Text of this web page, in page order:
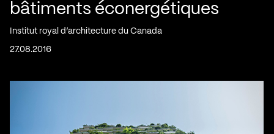
bâtiments éconergétiques
Institut royal d’architecture du Canada
27.08.2016